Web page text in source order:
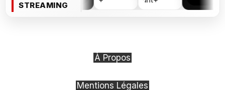
STREAMING
À Propos
Mentions Légales